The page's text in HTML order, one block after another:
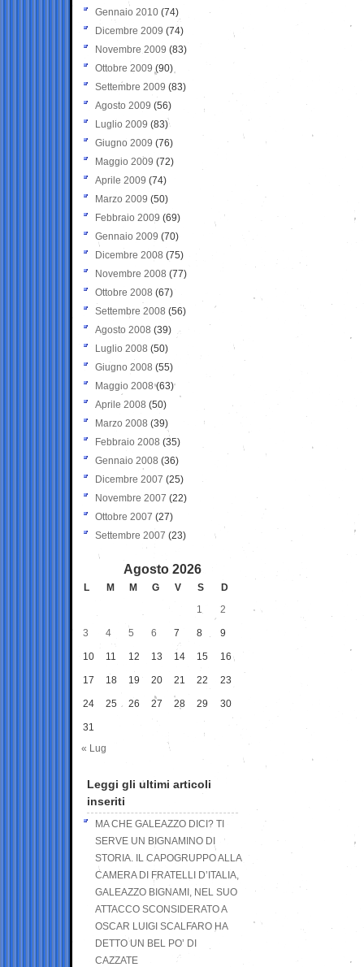
Gennaio 2010 (74)
Dicembre 2009 (74)
Novembre 2009 (83)
Ottobre 2009 (90)
Settembre 2009 (83)
Agosto 2009 (56)
Luglio 2009 (83)
Giugno 2009 (76)
Maggio 2009 (72)
Aprile 2009 (74)
Marzo 2009 (50)
Febbraio 2009 (69)
Gennaio 2009 (70)
Dicembre 2008 (75)
Novembre 2008 (77)
Ottobre 2008 (67)
Settembre 2008 (56)
Agosto 2008 (39)
Luglio 2008 (50)
Giugno 2008 (55)
Maggio 2008(63)
Aprile 2008 (50)
Marzo 2008 (39)
Febbraio 2008 (35)
Gennaio 2008 (36)
Dicembre 2007 (25)
Novembre 2007 (22)
Ottobre 2007 (27)
Settembre 2007 (23)
Agosto 2026
L M M G V S
D
1
2
3 4 5 6 7 8 9
10 11 12 13 14 15 16
17 18 19 20 21 22 23
24 25 26 27 28 29 30
31
« Lug
Leggi gli ultimi articoli
inseriti
MA CHE GALEAZZO DICI? TI
SERVE UN BIGNAMINO DI
STORIA. IL CAPOGRUPPO ALLA
CAMERA DI FRATELLI D’ITALIA,
GALEAZZO BIGNAMI, NEL SUO
ATTACCO SCONSIDERATO A
OSCAR LUIGI SCALFARO HA
DETTO UN BEL PO’ DI
CAZZATE